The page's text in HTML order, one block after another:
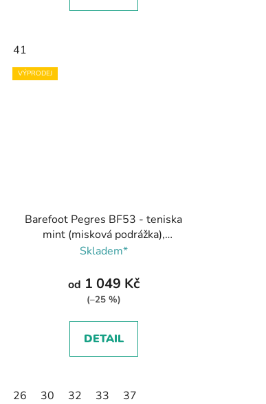
41
VÝPRODEJ
Barefoot Pegres BF53 - teniska
mint (misková podrážka),
Pegres
Skladem*
od 1 049 Kč
(–25 %)
DETAIL
26 30 32 33 37